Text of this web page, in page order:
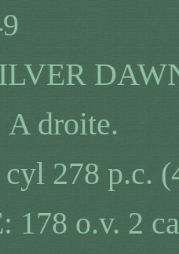
droite.
278 p.c.
178 o.v. 2